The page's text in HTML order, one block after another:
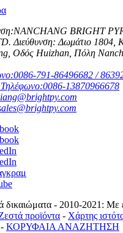
NANCHANG BRIGHT
Διεύθυνση: Δωμάτιο 1804,
Οδός Huizhan, Πόλη
0086-791-86496682 /
0086-13870966678
δικαιώματα - 2010-2021: Με
προϊόντα - Χάρτης
- ΚΟΡΥΦΑΙΑ ΑΝΑΖΗΤΗΣΗ